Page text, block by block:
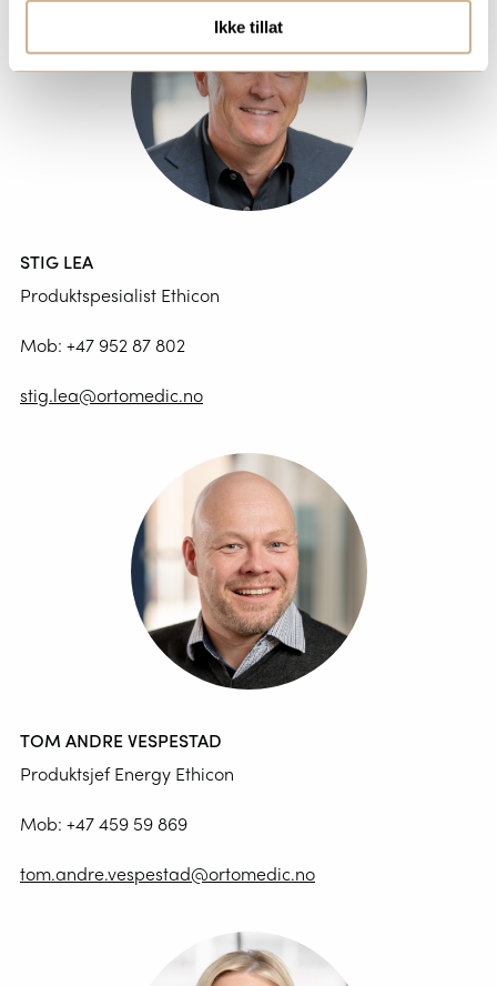
Ikke tillat
STIG LEA
Produktspesialist Ethicon
Mob: +47 952 87 802
stig.lea@ortomedic.no
TOM ANDRE VESPESTAD
Produktsjef Energy Ethicon
Mob: +47 459 59 869
tom.andre.vespestad@ortomedic.no